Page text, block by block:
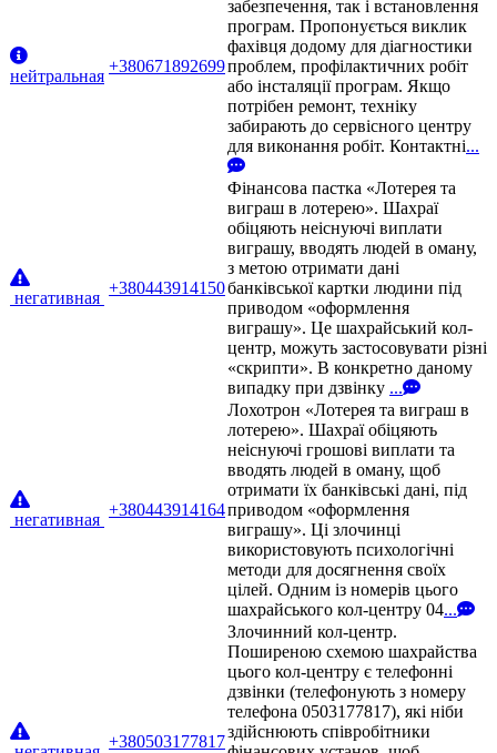
нейтральная
+380671892699
забезпечення, так і встановлення
програм. Пропонується виклик
фахівця додому для діагностики
проблем, профілактичних робіт
або інсталяції програм. Якщо
потрібен ремонт, техніку
забирають до сервісного центру
для виконання робіт. Контактні...
негативная
+380443914150
Фінансова пастка «Лотерея та
виграш в лотерею». Шахраї
обіцяють неіснуючі виплати
виграшу, вводять людей в оману,
з метою отримати дані
банківської картки людини під
приводом «оформлення
виграшу». Це шахрайський кол-
центр, можуть застосовувати різні
«скрипти». В конкретно даному
випадку при дзвінку ...
негативная
+380443914164
Лохотрон «Лотерея та виграш в
лотерею». Шахраї обіцяють
неіснуючі грошові виплати та
вводять людей в оману, щоб
отримати їх банківські дані, під
приводом «оформлення
виграшу». Ці злочинці
використовують психологічні
методи для досягнення своїх
цілей. Одним із номерів цього
шахрайського кол-центру 04...
+380503177817
Злочинний кол-центр.
Поширеною схемою шахрайства
цього кол-центру є телефонні
дзвінки (телефонують з номеру
телефона 0503177817), які ніби
здійснюють співробітники